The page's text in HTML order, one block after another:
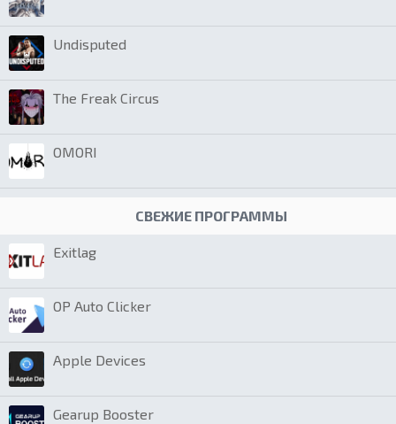
Undisputed
The Freak Circus
OMORI
СВЕЖИЕ ПРОГРАММЫ
Exitlag
OP Auto Clicker
Apple Devices
Gearup Booster